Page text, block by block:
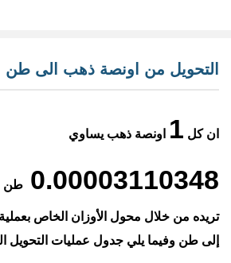
التحويل من اونصة ذهب الى طن
ان كل 1 اونصة ذهب يساوي
0.00003110348 طن
تريده من خلال محول الأوزان الخاص
إلى طن وفيما يلي جدول عمليات التحويل